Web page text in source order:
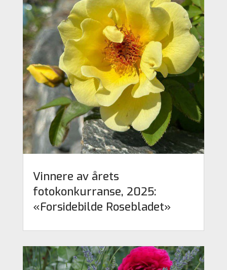
Vinnere av årets
fotokonkurranse, 2025:
«Forsidebilde Rosebladet»